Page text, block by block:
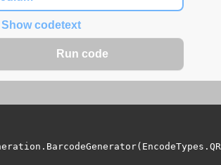
Show codetext
QR